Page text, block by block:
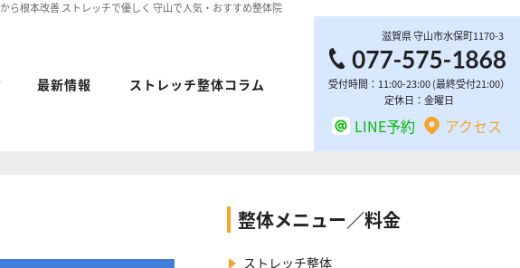
ら根本改善 ストレッチで優しく 守山で人気・おすすめ整体院
最新情報 ストレッチ整体コラム
滋賀県守山市水保町1170-3
受付時間：11:00-23:00 (最終受付21:00）
定休日：金曜日
LINE予約 アクセス
整体メニュー／料金
ストレッチ整体